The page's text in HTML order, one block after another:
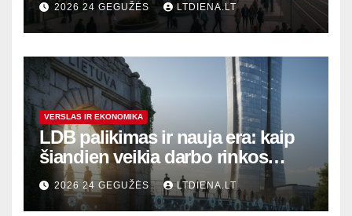
sostinę
2026 24 GEGUŽĖS LTDIENA.LT
VERSLAS IR EKONOMIKA
LDB palikimas ir nauja era: kaip
šiandien veikia darbo rinkos
variklis Lietuvoje?
2026 24 GEGUŽĖS LTDIENA.LT